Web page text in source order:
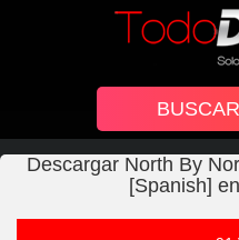
Descargar North By
[Spanish]